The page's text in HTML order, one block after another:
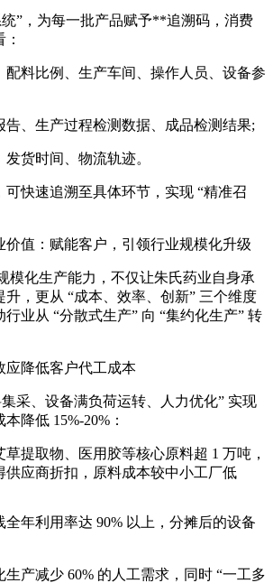
”，为每一批产品赋予**追溯码，消费
配料比例、生产车间、操作人员、设备参
告、生产过程检测数据、成品检测结果;
货时间、物流轨迹。
快速追溯至具体环节，实现 “精准召
价值：赋能客户，引领行业规模化升级
模化生产能力，不仅让朱氏药业自身承
，更从 “成本、效率、创新” 三个维度
业从 “分散式生产” 向 “集约化生产” 转
应降低客户代工成本
采、设备满负荷运转、人力优化” 实现
降低 15%-20%：
提取物、医用胶等核心原料超 1 万吨，
供应商折扣，原料成本较中小工厂低
年利用率达 90% 以上，分摊后的设备
生产减少 60% 的人工需求，同时 “一工多